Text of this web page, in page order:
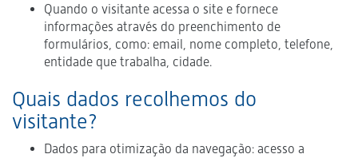
Quando o visitante acessa o site e fornece
informações através do preenchimento de
formulários, como: email, nome completo, telefone,
entidade que trabalha, cidade.
Quais dados recolhemos do
visitante?
Dados para otimização da navegação: acesso a